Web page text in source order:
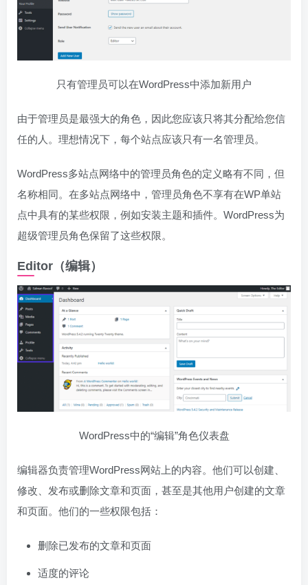
只有管​​理员可以在WordPress中添加新用户
由于管理员是最强大的角色，因此您应该只将其分配给您信
任的人。理想情况下，每个站点应该只有一名管理员。
WordPress多站点网络中的管理员角色的定义略有不同，但
名称相同。在多站点网络中，管理员角色不享有在WP单站
点中具有的某些权限，例如安装主题和插件。WordPress为
超级管理员角色保留了这些权限。
Editor（编辑）
WordPress中的“编辑”角色仪表盘
编辑器负责管理WordPress网站上的内容。他们可以创建、
修改、发布或删除文章和页面，甚至是其他用户创建的文章
和页面。他们的一些权限包括：
删除已发布的文章和页面
适度的评论